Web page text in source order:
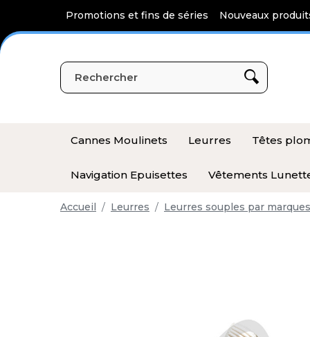
Promotions et fins de séries Nouveaux
Cannes Moulinets Leurres Têtes
Navigation Epuisettes Vêtements
Accueil Leurres Leurres souples par marques